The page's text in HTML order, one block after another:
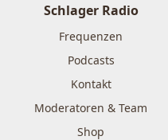
Schlager Radio
Frequenzen
Podcasts
Kontakt
Moderatoren & Team
Shop